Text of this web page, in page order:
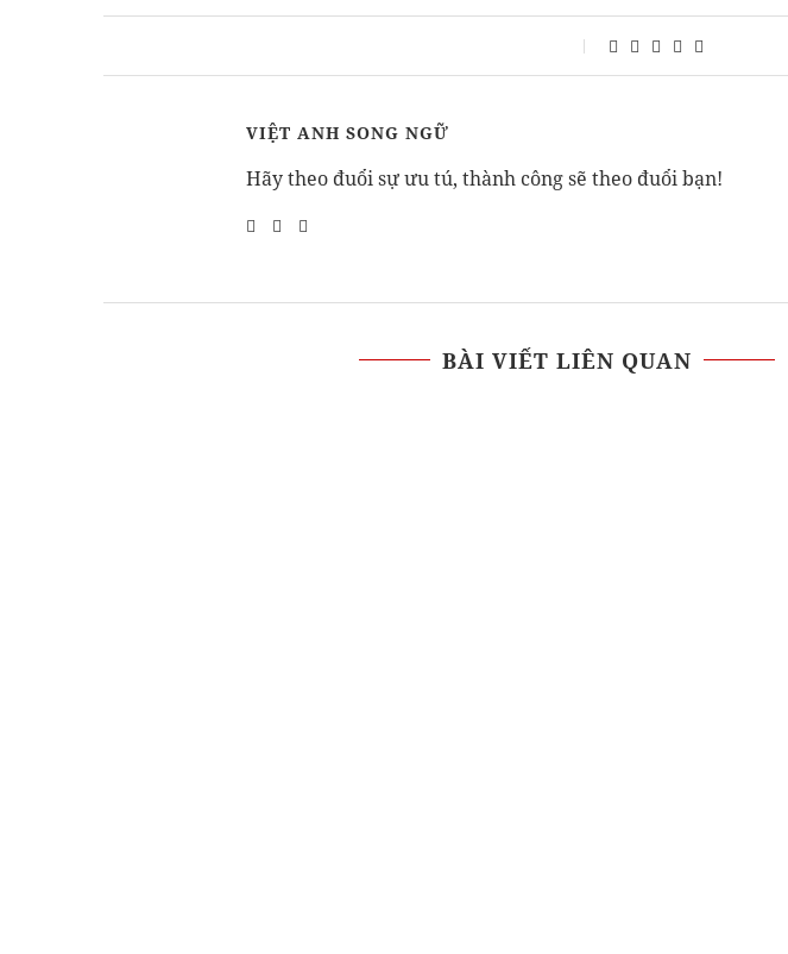
VIỆT ANH SONG NGỮ
Hãy theo đuổi sự ưu tú, thành công sẽ theo đuổi bạn!
BÀI VIẾT LIÊN QUAN